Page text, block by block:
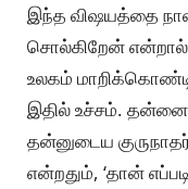
இந்த விஷயத்தை
சொல்கிறேன்
உலகம்
இதில் உச்சம். தன்னை
தன்னுடைய
என்றதும், ‘தான்